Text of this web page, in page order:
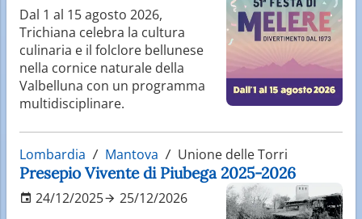
Dal 1 al 15 agosto 2026,
Trichiana celebra la cultura
culinaria e il folclore bellunese
nella cornice naturale della
Valbelluna con un programma
multidisciplinare.
Lombardia Mantova Unione delle Torri
Presepio Vivente di Piubega 2025-2026
24/12/2025 25/12/2026